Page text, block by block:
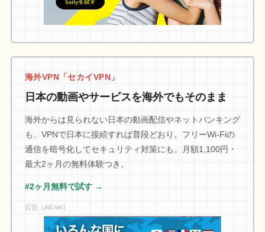
海外VPN「セカイVPN」
日本の動画やサービスを海外でもそのまま
海外からは見られない日本の動画配信やネットバンキング
も、VPNで日本に接続すれば普段どおり。フリーWi-Fiの
通信を暗号化してセキュリティ対策にも。月額1,100円・
最大2ヶ月の無料体験つき。
#2ヶ月無料で試す →
広告（A8.net）